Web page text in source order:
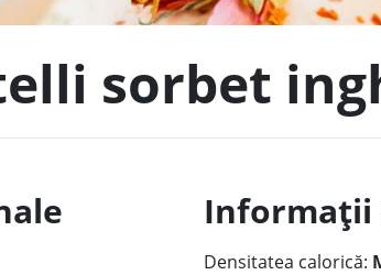
sorbet
Informații
Densitatea calorică: